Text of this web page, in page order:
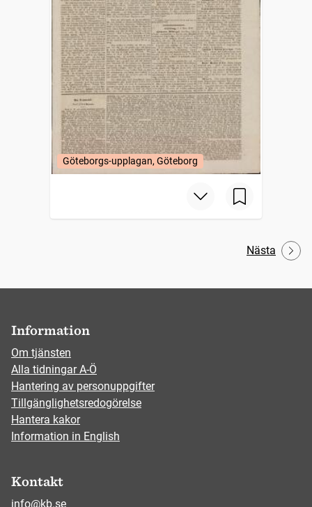
Göteborgs-upplagan, Göteborg
Nästa
Information
Om tjänsten
Alla tidningar A-Ö
Hantering av personuppgifter
Tillgänglighetsredogörelse
Hantera kakor
Information in English
Kontakt
info@kb.se